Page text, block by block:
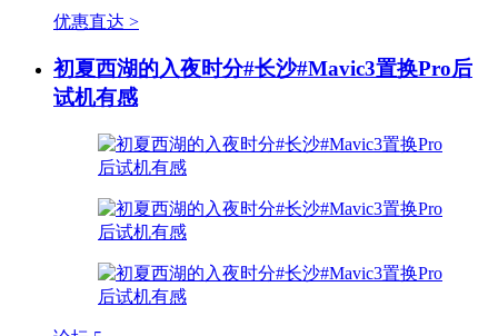
优惠直达 >
初夏西湖的入夜时分#长沙#Mavic3置换Pro后
试机有感